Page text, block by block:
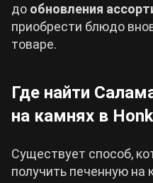
до обновления
приобрести блюдо
товаре.
Где найти
на камнях в
Существует способ,
получить печенную на